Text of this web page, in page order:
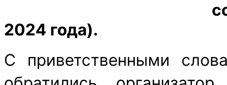
2024 года).
С приветственными